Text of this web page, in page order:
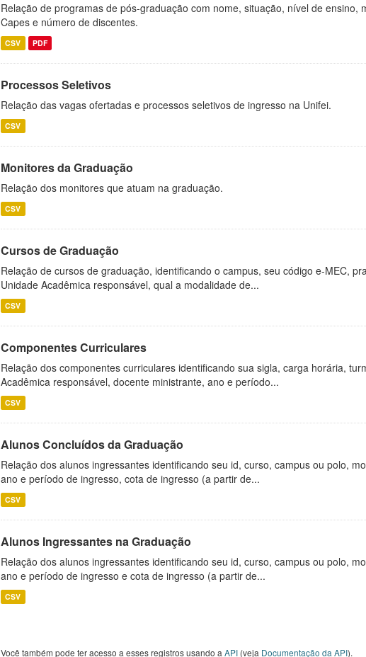
Relação de programas de pós-graduação com nome, situação, nível de ensino,
Capes e número de discentes.
CSV PDF
Processos Seletivos
Relação das vagas ofertadas e processos seletivos de ingresso na Unifei.
CSV
Monitores da Graduação
Relação dos monitores que atuam na graduação.
CSV
Cursos de Graduação
Relação de cursos de graduação, identificando o campus, seu código e-MEC,
Unidade Acadêmica responsável, qual a modalidade de...
CSV
Componentes Curriculares
Relação dos componentes curriculares identificando sua sigla, carga horária,
Acadêmica responsável, docente ministrante, ano e período...
CSV
Alunos Concluídos da Graduação
Relação dos alunos ingressantes identificando seu id, curso, campus ou polo,
ano e período de ingresso, cota de ingresso (a partir de...
CSV
Alunos Ingressantes na Graduação
Relação dos alunos ingressantes identificando seu id, curso, campus ou polo,
ano e período de ingresso e cota de ingresso (a partir de...
CSV
Você também pode ter acesso a esses registros usando a API (veja Documentação da API).